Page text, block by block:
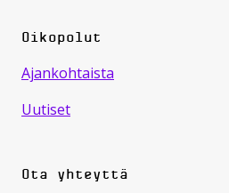
Oikopolut
Ajankohtaista
Uutiset
Ota yhteyttä